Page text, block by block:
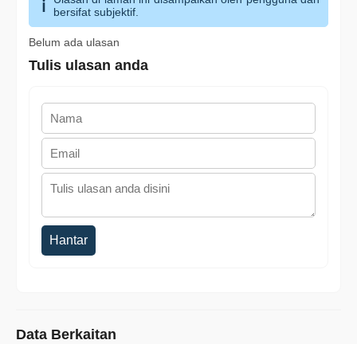
bersifat subjektif.
Belum ada ulasan
Tulis ulasan anda
Hantar
Data Berkaitan